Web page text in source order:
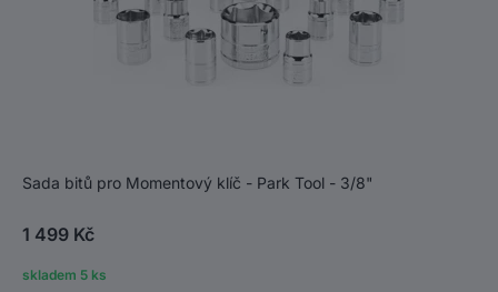
Sada bitů pro Momentový klíč - Park Tool - 3/8"
1 499 Kč
skladem 5 ks